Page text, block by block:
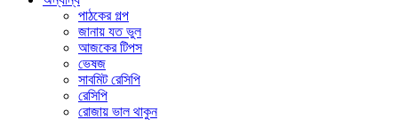
পাঠকের গল্প
জানায় যত ভুল
আজকের টিপস
ভেষজ
সাবমিট রেসিপি
রেসিপি
রোজায় ভাল থাকুন